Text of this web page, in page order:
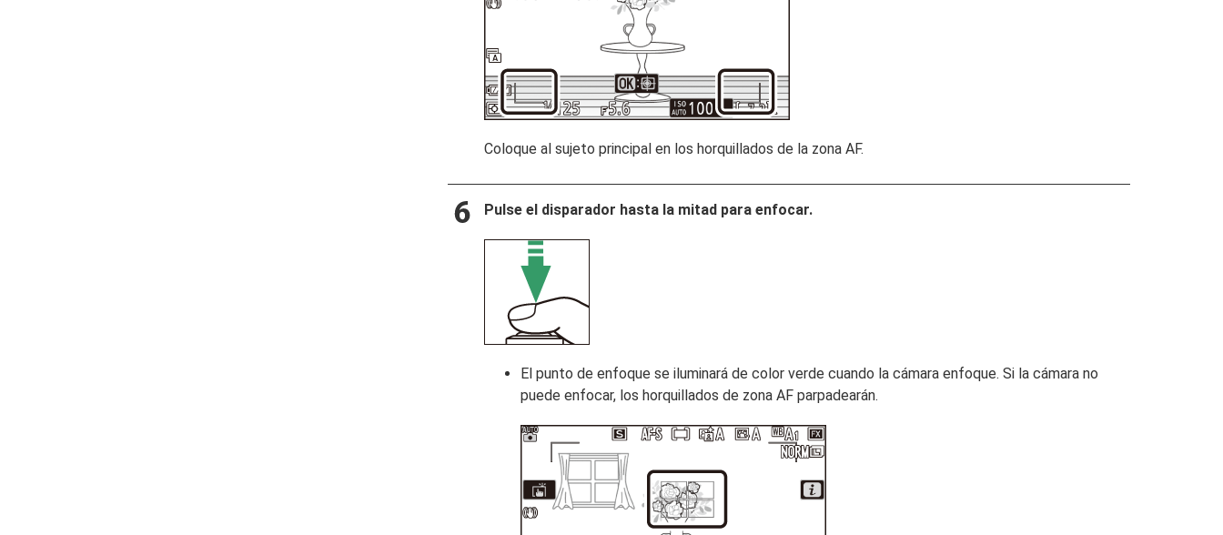
Coloque al sujeto principal en los horquillados de la zona AF.
Pulse el disparador hasta la mitad para enfocar.
El punto de enfoque se iluminará de color verde cuando la cámara enfoque. Si la cámara no
puede enfocar, los horquillados de zona AF parpadearán.